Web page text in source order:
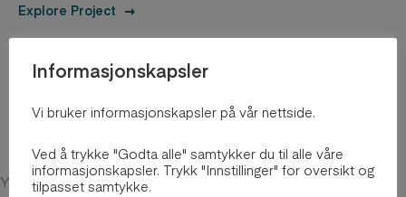
Explore Project
You might be intersted in
Informasjonskapsler
Vi bruker informasjonskapsler på vår nettside.
Ved å trykke "Godta alle" samtykker du til alle våre
informasjonskapsler. Trykk "Innstillinger" for oversikt og
tilpasset samtykke.